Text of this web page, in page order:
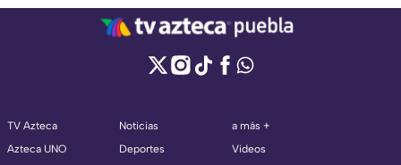
TV Azteca
Azteca UNO
Noticias
Deportes
a más +
Videos